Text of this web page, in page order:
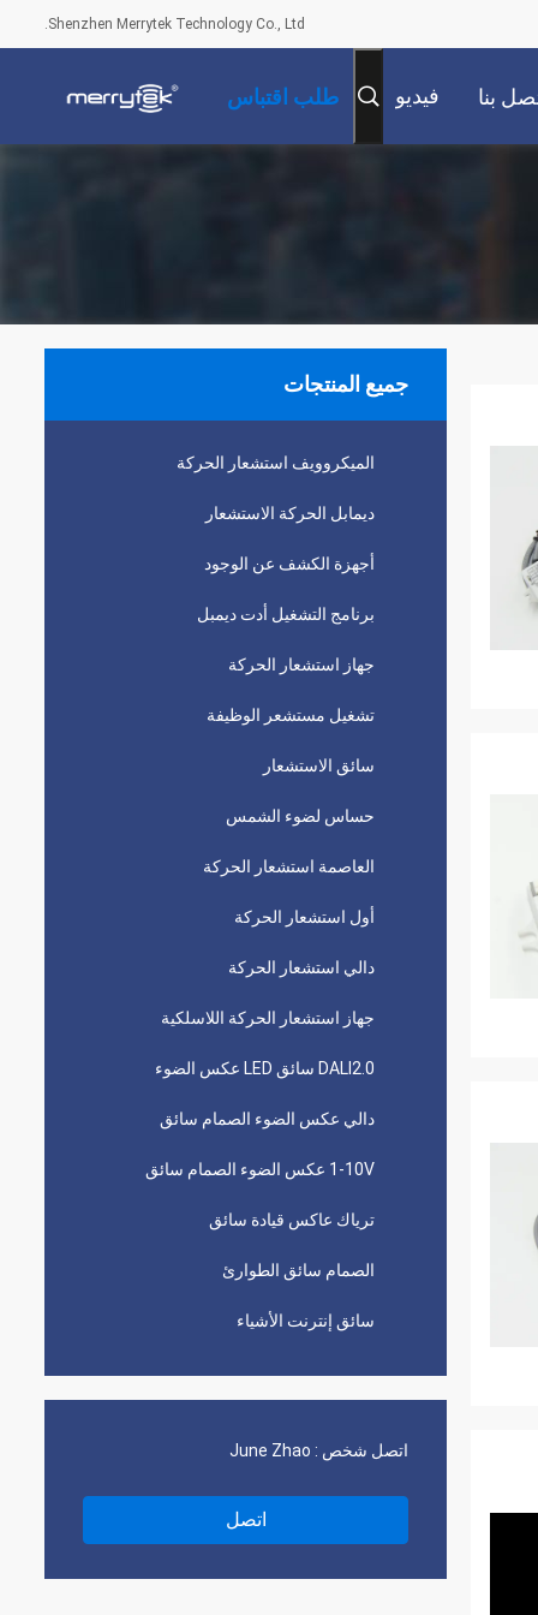
Shenzhen Merrytek Technology Co., Ltd.
بنا فيديو طلب اقتباس
جميع المنتجات
الميكروويف استشعار الحركة
ديمابل الحركة الاستشعار
أجهزة الكشف عن الوجود
برنامج التشغيل أدت ديمبل
جهاز استشعار الحركة
تشغيل مستشعر الوظيفة
سائق الاستشعار
حساس لضوء الشمس
العاصمة استشعار الحركة
أول استشعار الحركة
دالي استشعار الحركة
جهاز استشعار الحركة اللاسلكية
DALI2.0 سائق LED عكس الضوء
دالي عكس الضوء الصمام سائق
1-10V عكس الضوء الصمام سائق
ترياك عاكس قيادة سائق
الصمام سائق الطوارئ
سائق إنترنت الأشياء
اتصل شخص : June Zhao
اتصل